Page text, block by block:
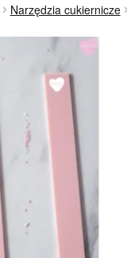
Narzędzia cukiernicze